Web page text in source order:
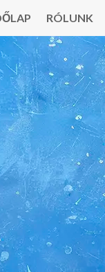
RÓLUNK